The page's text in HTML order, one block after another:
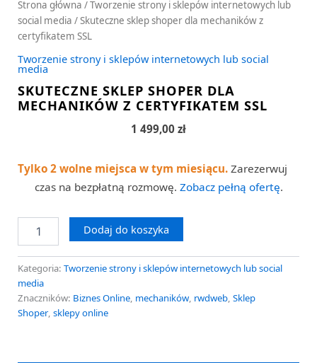
Strona główna /Tworzenie strony i sklepów internetowych lub
social media / Skuteczne sklep shoper dla mechaników z
certyfikatem SSL
Tworzenie strony i sklepów internetowych lub social
media
SKUTECZNE SKLEP SHOPER DLA
MECHANIKÓW Z CERTYFIKATEM SSL
1 499,00 zł
Tylko 2 wolne miejsca w tym miesiącu. Zarezerwuj
czas na bezpłatną rozmowę. Zobacz pełną ofertę.
Dodaj do koszyka
Kategoria: Tworzenie strony i sklepów internetowych lub social
media
Znaczników: Biznes Online, mechaników, rwdweb, Sklep
Shoper, sklepy online